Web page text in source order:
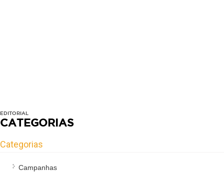
EDITORIAL
CATEGORIAS
Categorias
Campanhas